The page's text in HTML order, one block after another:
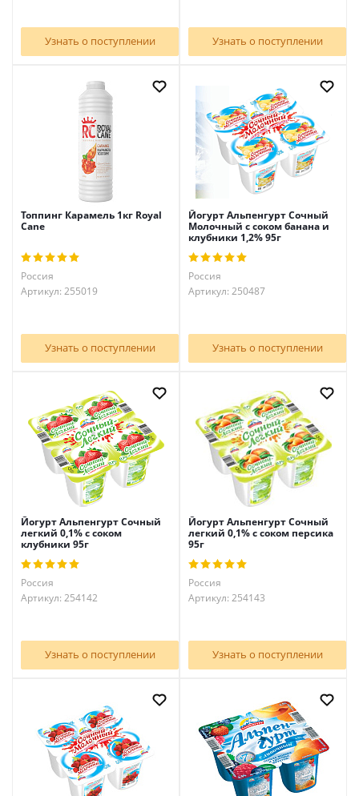
Узнать о поступлении Узнать о поступлении
Топпинг Карамель 1кг Royal
Cane
Россия
Артикул: 255019
Узнать о поступлении
Йогурт Альпенгурт Сочный
Молочный с соком банана и
клубники 1,2% 95г
Россия
Артикул: 250487
Узнать о поступлении
Йогурт Альпенгурт Сочный
легкий 0,1% с соком
клубники 95г
Россия
Артикул: 254142
Узнать о поступлении
Йогурт Альпенгурт Сочный
легкий 0,1% с соком персика
95г
Россия
Артикул: 254143
Узнать о поступлении